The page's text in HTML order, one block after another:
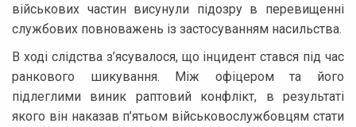
військових частин висунули підозру в перевищенні
службових повноважень із застосуванням насильства.
В ході слідства з’ясувалося, що інцидент стався під час
ранкового шикування. Між офіцером та його
підлеглими виник раптовий конфлікт, в результаті
якого він наказав п’ятьом військовослужбовцям стати